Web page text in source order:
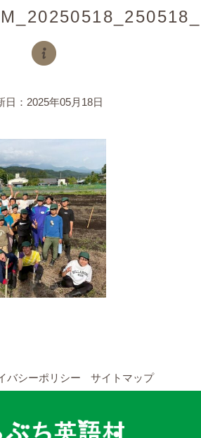
日：2025年05月18日
バシーポリシー サイトマップ